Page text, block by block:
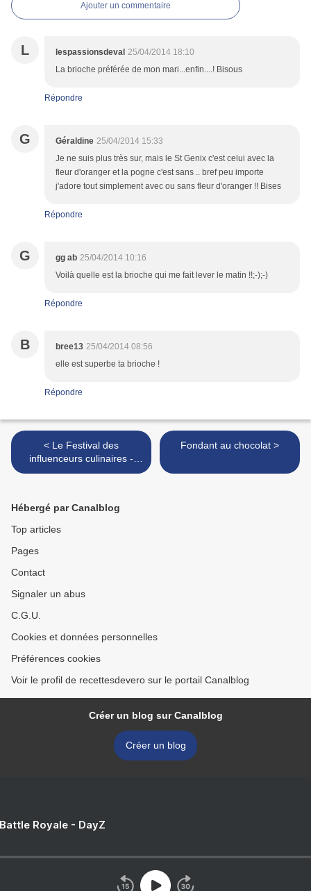
Ajouter un commentaire
L lespassionsdeval 25/04/2014 18:10
La brioche préférée de mon mari...enfin....! Bisous
Répondre
G Géraldine 25/04/2014 15:33
Je ne suis plus très sur, mais le St Genix c'est celui avec la
fleur d'oranger et la pogne c'est sans .. bref peu importe
j'adore tout simplement avec ou sans fleur d'oranger !! Bises
Répondre
G gg ab 25/04/2014 10:16
Voilà quelle est la brioche qui me fait lever le matin !!;-);-)
Répondre
B bree13 25/04/2014 08:56
elle est superbe ta brioche !
Répondre
< Le Festival des
influenceurs culinaires -
Paris
Fondant au chocolat >
Hébergé par Canalblog
Top articles
Pages
Contact
Signaler un abus
C.G.U.
Cookies et données personnelles
Préférences cookies
Voir le profil de recettesdevero sur le portail Canalblog
Créer un blog sur Canalblog
Créer un blog
Royale - DayZ